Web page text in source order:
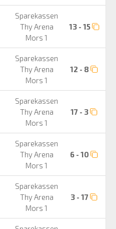
Sparekassen
Thy Arena
Mors 1
13 - 15
Sparekassen
Thy Arena
Mors 1
12 - 8
Sparekassen
Thy Arena
Mors 1
17 - 3
Sparekassen
Thy Arena
Mors 1
6 - 10
Sparekassen
Thy Arena
Mors 1
3 - 17